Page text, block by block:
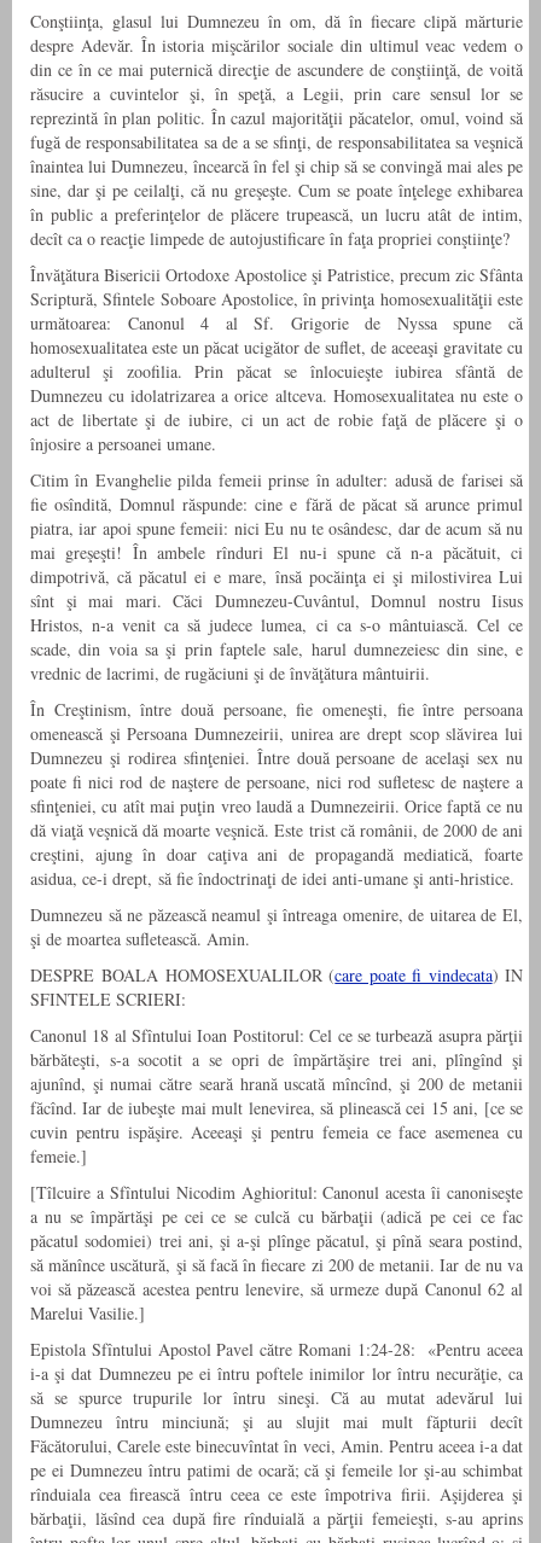
Conştiinţa, glasul lui Dumnezeu în om, dă în fiecare clipă mărturie
despre Adevăr. În istoria mişcărilor sociale din ultimul veac vedem o
din ce în ce mai puternică direcţie de ascundere de conştiinţă, de voită
răsucire a cuvintelor şi, în speţă, a Legii, prin care sensul lor se
reprezintă în plan politic. În cazul majorităţii păcatelor, omul, voind să
fugă de responsabilitatea sa de a se sfinţi, de responsabilitatea sa veşnică
înaintea lui Dumnezeu, încearcă în fel şi chip să se convingă mai ales pe
sine, dar şi pe ceilalţi, că nu greşeşte. Cum se poate înţelege exhibarea
în public a preferinţelor de plăcere trupească, un lucru atât de intim,
decît ca o reacţie limpede de autojustificare în faţa propriei conştiinţe?
Învăţătura Bisericii Ortodoxe Apostolice şi Patristice, precum zic Sfânta
Scriptură, Sfintele Soboare Apostolice, în privinţa homosexualităţii este
următoarea: Canonul 4 al Sf. Grigorie de Nyssa spune că
homosexualitatea este un păcat ucigător de suflet, de aceeaşi gravitate cu
adulterul şi zoofilia. Prin păcat se înlocuieşte iubirea sfântă de
Dumnezeu cu idolatrizarea a orice altceva. Homosexualitatea nu este o
act de libertate şi de iubire, ci un act de robie faţă de plăcere şi o
înjosire a persoanei umane.
Citim în Evanghelie pilda femeii prinse în adulter: adusă de farisei să
fie osîndită, Domnul răspunde: cine e fără de păcat să arunce primul
piatra, iar apoi spune femeii: nici Eu nu te osândesc, dar de acum să nu
mai greşeşti! În ambele rînduri El nu-i spune că n-a păcătuit, ci
dimpotrivă, că păcatul ei e mare, însă pocăinţa ei şi milostivirea Lui
sînt şi mai mari. Căci Dumnezeu-Cuvântul, Domnul nostru Iisus
Hristos, n-a venit ca să judece lumea, ci ca s-o mântuiască. Cel ce
scade, din voia sa şi prin faptele sale, harul dumnezeiesc din sine, e
vrednic de lacrimi, de rugăciuni şi de învăţătura mântuirii.
În Creştinism, între două persoane, fie omeneşti, fie între persoana
omenească şi Persoana Dumnezeirii, unirea are drept scop slăvirea lui
Dumnezeu şi rodirea sfinţeniei. Între două persoane de acelaşi sex nu
poate fi nici rod de naştere de persoane, nici rod sufletesc de naştere a
sfinţeniei, cu atît mai puţin vreo laudă a Dumnezeirii. Orice faptă ce nu
dă viaţă veşnică dă moarte veşnică. Este trist că românii, de 2000 de ani
creştini, ajung în doar caţiva ani de propagandă mediatică, foarte
asidua, ce-i drept, să fie îndoctrinaţi de idei anti-umane şi anti-hristice.
Dumnezeu să ne păzească neamul şi întreaga omenire, de uitarea de El,
şi de moartea sufletească. Amin.
DESPRE BOALA HOMOSEXUALILOR (care poate fi vindecata) IN
SFINTELE SCRIERI:
Canonul 18 al Sfîntului Ioan Postitorul: Cel ce se turbează asupra părţii
bărbăteşti, s-a socotit a se opri de împărtăşire trei ani, plîngînd şi
ajunînd, şi numai către seară hrană uscată mîncînd, şi 200 de metanii
făcînd. Iar de iubeşte mai mult lenevirea, să plinească cei 15 ani, [ce se
cuvin pentru ispăşire. Aceeaşi şi pentru femeia ce face asemenea cu
femeie.]
[Tîlcuire a Sfîntului Nicodim Aghioritul: Canonul acesta îi canoniseşte
a nu se împărtăşi pe cei ce se culcă cu bărbaţii (adică pe cei ce fac
păcatul sodomiei) trei ani, şi a-şi plînge păcatul, şi pînă seara postind,
să mănînce uscătură, şi să facă în fiecare zi 200 de metanii. Iar de nu va
voi să păzească acestea pentru lenevire, să urmeze după Canonul 62 al
Marelui Vasilie.]
Epistola Sfîntului Apostol Pavel către Romani 1:24-28: «Pentru aceea
i-a şi dat Dumnezeu pe ei întru poftele inimilor lor întru necurăţie, ca
să se spurce trupurile lor întru sineşi. Că au mutat adevărul lui
Dumnezeu întru minciună; şi au slujit mai mult făpturii decît
Făcătorului, Carele este binecuvîntat în veci, Amin. Pentru aceea i-a dat
pe ei Dumnezeu întru patimi de ocară; că şi femeile lor şi-au schimbat
rînduiala cea firească întru ceea ce este împotriva firii. Aşijderea şi
bărbaţii, lăsînd cea după fire rînduială a părţii femeieşti, s-au aprins